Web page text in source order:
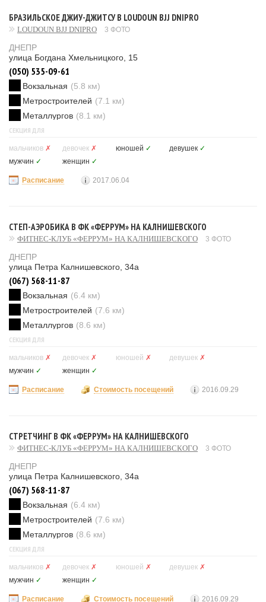
БРАЗИЛЬСКОЕ ДЖИУ-ДЖИТСУ В LOUDOUN BJJ DNIPRO
LOUDOUN BJJ DNIPRO 3 ФОТО
ДНЕПР
улица Богдана Хмельницкого, 15
(050) 535-09-61
Вокзальная (5.8 км)
Метростроителей (7.1 км)
Металлургов (8.1 км)
СЕКЦИЯ ДЛЯ
мальчиков ✗ девочек ✗ юношей ✓ девушек ✓
мужчин ✓ женщин ✓
Расписание 2017.06.04
СТЕП-АЭРОБИКА В ФК «ФЕРРУМ» НА КАЛНИШЕВСКОГО
ФИТНЕС-КЛУБ «ФЕРРУМ» НА КАЛНИШЕВСКОГО 3 ФОТО
ДНЕПР
улица Петра Калнишевского, 34а
(067) 568-11-87
Вокзальная (6.4 км)
Метростроителей (7.6 км)
Металлургов (8.6 км)
СЕКЦИЯ ДЛЯ
мальчиков ✗ девочек ✗ юношей ✗ девушек ✗
мужчин ✓ женщин ✓
Расписание Стоимость посещений 2016.09.29
СТРЕТЧИНГ В ФК «ФЕРРУМ» НА КАЛНИШЕВСКОГО
ФИТНЕС-КЛУБ «ФЕРРУМ» НА КАЛНИШЕВСКОГО 3 ФОТО
ДНЕПР
улица Петра Калнишевского, 34а
(067) 568-11-87
Вокзальная (6.4 км)
Метростроителей (7.6 км)
Металлургов (8.6 км)
СЕКЦИЯ ДЛЯ
мальчиков ✗ девочек ✗ юношей ✗ девушек ✗
мужчин ✓ женщин ✓
Расписание Стоимость посещений 2016.09.29